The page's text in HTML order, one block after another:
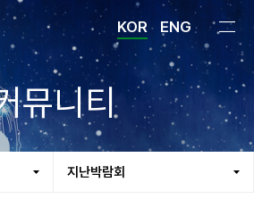
KOR ENG
뮤니티
지난박람회